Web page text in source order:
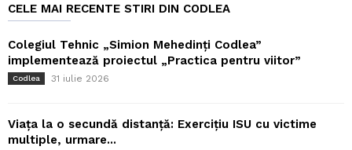
CELE MAI RECENTE STIRI DIN CODLEA
Colegiul Tehnic „Simion Mehedinți Codlea”
implementează proiectul „Practica pentru viitor”
Codlea 31 iulie 2026
Viața la o secundă distanță: Exercițiu ISU cu victime
multiple, urmare...